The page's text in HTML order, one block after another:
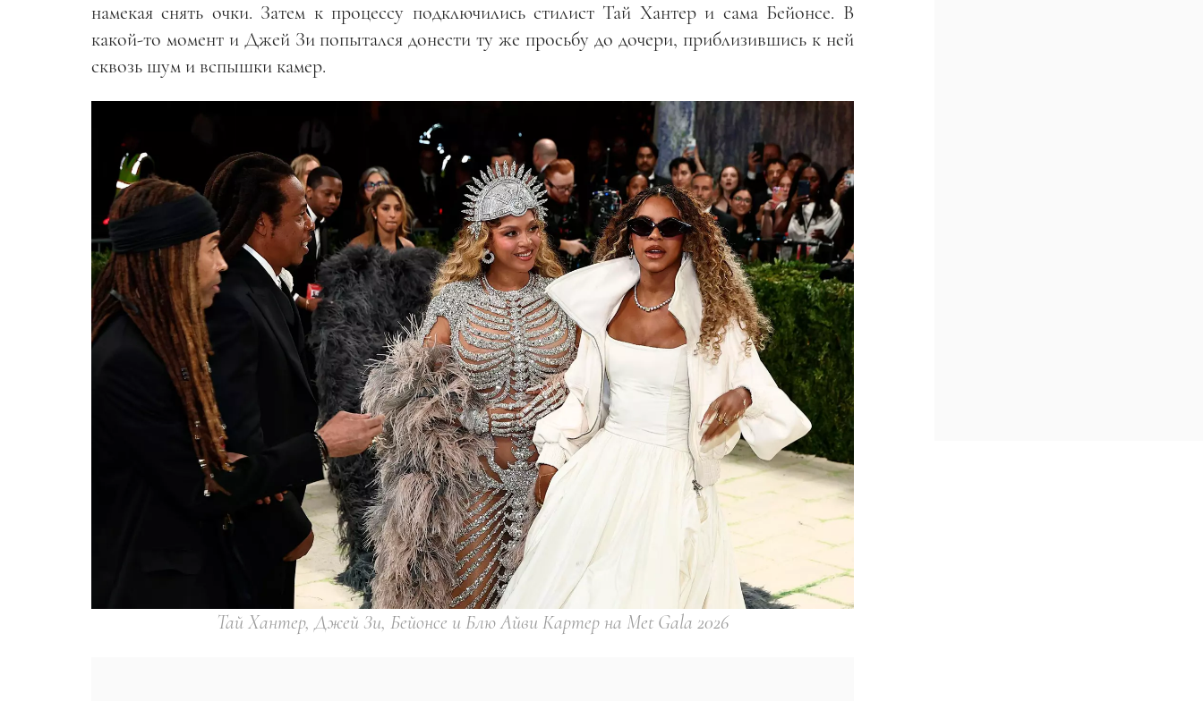
намекая снять очки. Затем к процессу подключились стилист Тай Хантер и сама Бейонсе. В
какой-то момент и Джей Зи попытался донести ту же просьбу до дочери, приблизившись к ней
сквозь шум и вспышки камер.
Тай Хантер, Джей Зи, Бейонсе и Блю Айви Картер на Met Gala 2026